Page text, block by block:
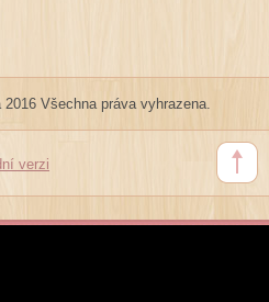
Všechna práva vyhrazena.
verzi